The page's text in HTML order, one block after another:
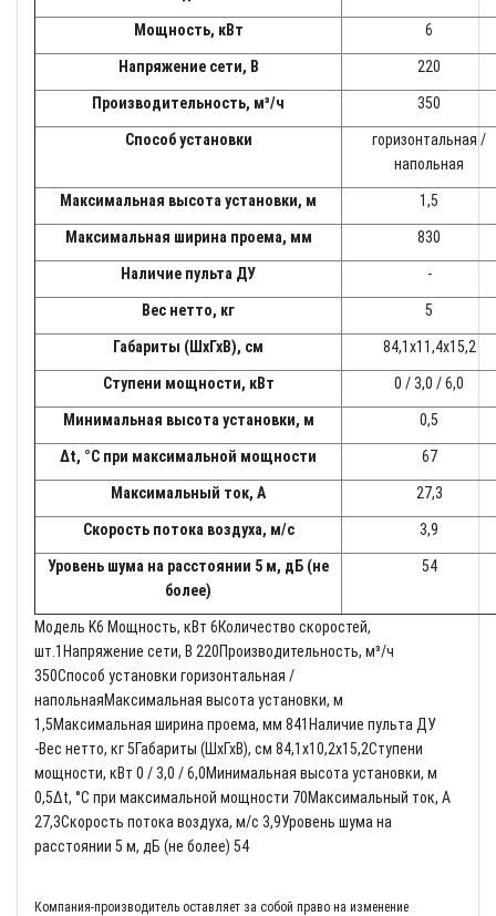
Мощность, кВт 6
Напряжение сети, В 220
Производительность, м³/ч 350
Способ установки
горизонтальная /
напольная
Максимальная высота установки, м 1,5
Максимальная ширина проема, мм 830
Наличие пульта ДУ -
Вес нетто, кг 5
Габариты (ШхГхВ), см 84,1х11,4х15,2
Ступени мощности, кВт 0 / 3,0 / 6,0
Минимальная высота установки, м 0,5
Δt, °C при максимальной мощности 67
Максимальный ток, А 27,3
Скорость потока воздуха, м/с 3,9
Уровень шума на расстоянии 5 м, дБ (не
более)
54
Модель K6 Мощность, кВт 6Количество скоростей,
шт.1Напряжение сети, В 220Производительность, м³/ч
350Способ установки горизонтальная /
напольнаяМаксимальная высота установки, м
1,5Максимальная ширина проема, мм 841Наличие пульта ДУ
-Вес нетто, кг 5Габариты (ШхГхВ), см 84,1х10,2х15,2Ступени
мощности, кВт 0 / 3,0 / 6,0Минимальная высота установки, м
0,5Δt, °C при максимальной мощности 70Максимальный ток, А
27,3Скорость потока воздуха, м/с 3,9Уровень шума на
расстоянии 5 м, дБ (не более) 54
Компания-производитель оставляет за собой право на изменение